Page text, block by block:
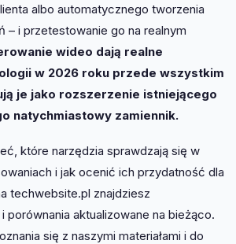
albo automatycznego tworzenia
– i przetestowanie go na realnym
wideo dają realne
w 2026 roku przede wszystkim
je jako rozszerzenie istniejącego
natychmiastowy zamiennik.
które narzędzia sprawdzają się w
i jak ocenić ich przydatność dla
techwebsite.pl znajdziesz
porównania aktualizowane na bieżąco.
się z naszymi materiałami i do